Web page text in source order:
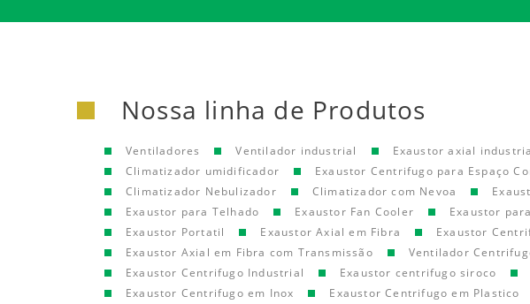
Nossa linha de Produtos
Ventiladores Ventilador industrial Exaustor axial
Climatizador umidificador
Exaustor Centrifugo para Espaço
Climatizador Nebulizador
Climatizador com Nevoa
Exaustor para Telhado
Exaustor Fan Cooler Exaustor
Exaustor Portatil
Exaustor Axial em Fibra Exaustor
Exaustor Axial em Fibra com Transmissão
Ventilador
Exaustor Centrifugo Industrial
Exaustor centrifugo siroco
Exaustor Centrifugo em Inox
Exaustor Centrifugo em Plastico